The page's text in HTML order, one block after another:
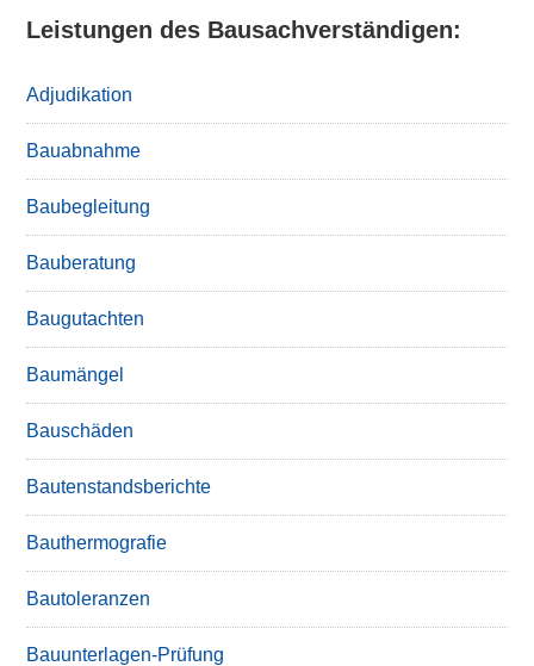
Leistungen des Bausachverständigen:
Adjudikation
Bauabnahme
Baubegleitung
Bauberatung
Baugutachten
Baumängel
Bauschäden
Bautenstandsberichte
Bauthermografie
Bautoleranzen
Bauunterlagen-Prüfung